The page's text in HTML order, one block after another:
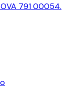
791 00054,